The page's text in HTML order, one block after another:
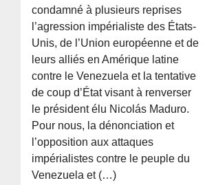
condamné à plusieurs reprises
l’agression impérialiste des États-
Unis, de l’Union européenne et de
leurs alliés en Amérique latine
contre le Venezuela et la tentative
de coup d’État visant à renverser
le président élu Nicolás Maduro.
Pour nous, la dénonciation et
l’opposition aux attaques
impérialistes contre le peuple du
Venezuela et (…)